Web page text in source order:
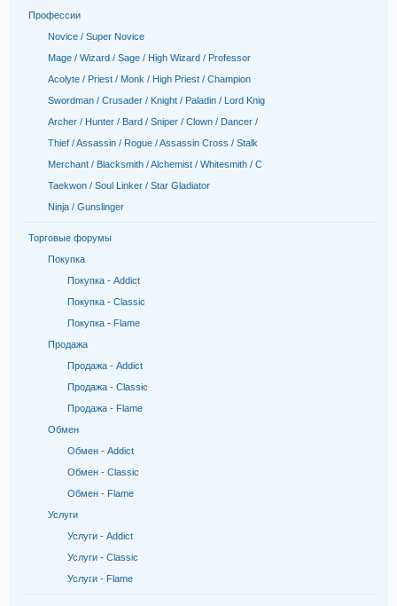
Профессии
Novice / Super Novice
Mage / Wizard / Sage / High Wizard / Professor
Acolyte / Priest / Monk / High Priest / Champion
Swordman / Crusader / Knight / Paladin / Lord Knig
Archer / Hunter / Bard / Sniper / Clown / Dancer /
Thief / Assassin / Rogue / Assassin Cross / Stalk
Merchant / Blacksmith / Alchemist / Whitesmith / C
Taekwon / Soul Linker / Star Gladiator
Ninja / Gunslinger
Торговые форумы
Покупка
Покупка - Addict
Покупка - Classic
Покупка - Flame
Продажа
Продажа - Addict
Продажа - Classic
Продажа - Flame
Обмен
Обмен - Addict
Обмен - Classic
Обмен - Flame
Услуги
Услуги - Addict
Услуги - Classic
Услуги - Flame